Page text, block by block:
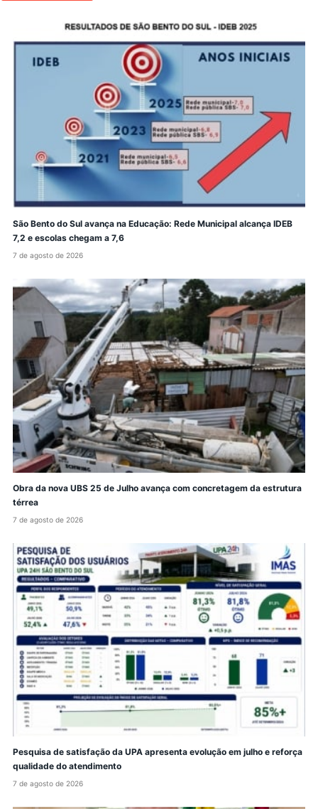
São Bento do Sul avança na Educação: Rede Municipal alcança IDEB
7,2 e escolas chegam a 7,6
7 de agosto de 2026
Obra da nova UBS 25 de Julho avança com concretagem da estrutura
térrea
7 de agosto de 2026
Pesquisa de satisfação da UPA apresenta evolução em julho e reforça
qualidade do atendimento
7 de agosto de 2026